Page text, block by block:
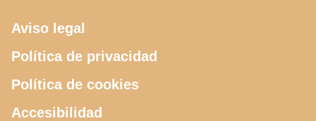
Aviso legal
Política de privacidad
Política de cookies
Accesibilidad